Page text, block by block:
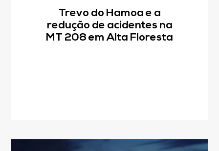
Trevo do Hamoa e a
redução de acidentes na
MT 208 em Alta Floresta